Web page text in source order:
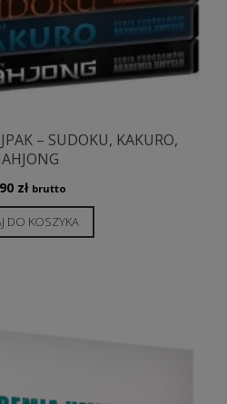
– SUDOKU, KAKURO,
zł brutto
DO KOSZYKA